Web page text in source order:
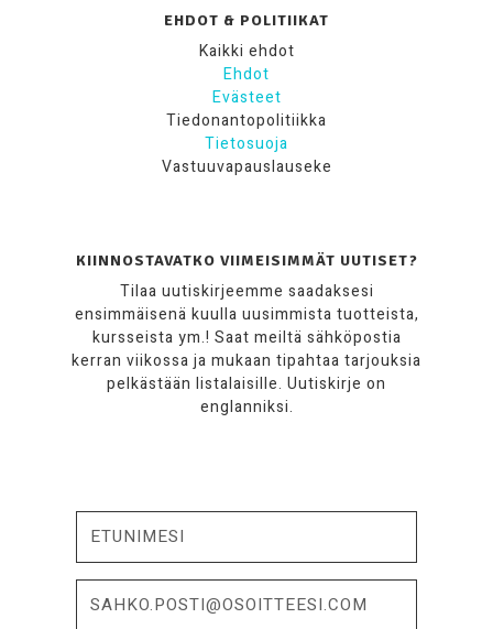
EHDOT & POLITIIKAT
Kaikki ehdot
Ehdot
Evästeet
Tiedonantopolitiikka
Tietosuoja
Vastuuvapauslauseke
KIINNOSTAVATKO VIIMEISIMMÄT UUTISET?
Tilaa uutiskirjeemme saadaksesi
ensimmäisenä kuulla uusimmista tuotteista,
kursseista ym.! Saat meiltä sähköpostia
kerran viikossa ja mukaan tipahtaa tarjouksia
pelkästään listalaisille. Uutiskirje on
englanniksi.